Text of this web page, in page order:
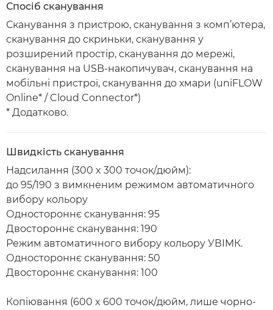
Спосіб сканування
Сканування з пристрою, сканування з комп’ютера,
сканування до скриньки, сканування у
розширений простір, сканування до мережі,
сканування на USB-накопичувач, сканування на
мобільні пристрої, сканування до хмари (uniFLOW
Online* / Cloud Connector*)
* Додатково.
Швидкість сканування
Надсилання (300 x 300 точок/дюйм):
до 95/190 з вимкненим режимом автоматичного
вибору кольору
Одностороннє сканування: 95
Двостороннє сканування: 190
Режим автоматичного вибору кольору УВІМК.
Одностороннє сканування: 50
Двостороннє сканування: 100
Копіювання (600 x 600 точок/дюйм, лише чорно-